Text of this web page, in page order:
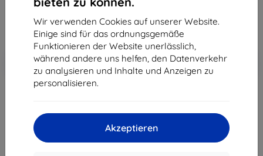
Wir verwenden Cookies auf unserer Website.
Einige sind für das ordnungsgemäße
Funktionieren der Website unerlässlich,
während andere uns helfen, den Datenverkehr
zu analysieren und Inhalte und Anzeigen zu
personalisieren.
Akzeptieren
121,90 €
109,71 €
-10%
Rabatt mit Gutschein
EXTRA10
In den
Warenkorb
ausverkauft